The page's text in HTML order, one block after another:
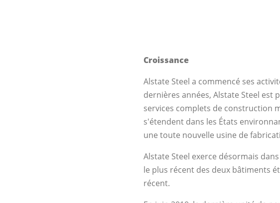
Croissance
Alstate Steel a commencé ses
dernières années, Alstate Steel
services complets de construction
s'étendent dans les États
une toute nouvelle usine de
Alstate Steel exerce désormais
le plus récent des deux bâtiments
récent.